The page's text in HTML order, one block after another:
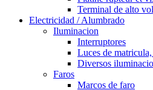
Terminal de alto
Electricidad / Alumbrado
Iluminacion
Interruptores
Luces de
Diversos
Faros
Marcos de faro